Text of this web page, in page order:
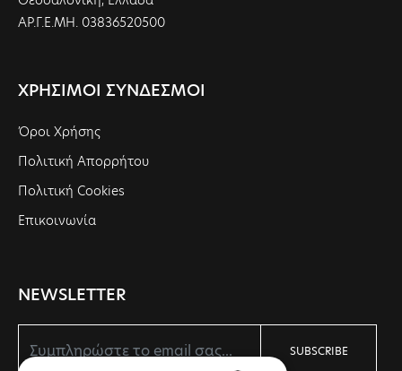
ΑΡ.Γ.Ε.ΜΗ. 03836520500
ΧΡΗΣΙΜΟΙ ΣΥΝΔΕΣΜΟΙ
Όροι Χρήσης
Πολιτική Απορρήτου
Πολιτική Cookies
Επικοινωνία
NEWSLETTER
SUBSCRIBE